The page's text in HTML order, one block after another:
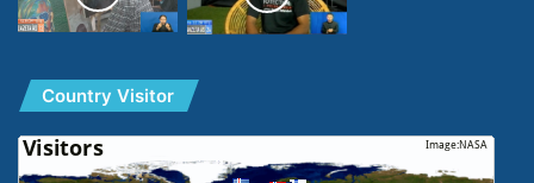
Country Visitor